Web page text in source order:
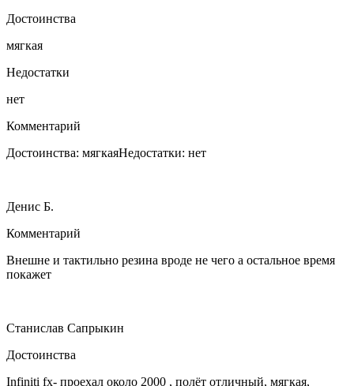
Достоинства
мягкая
Недостатки
нет
Комментарий
Достоинства: мягкаяНедостатки: нет
Денис Б.
Комментарий
Внешне и тактильно резина вроде не чего а остальное время
покажет
Станислав Сапрыкин
Достоинства
Infiniti fx- проехал около 2000 , полёт отличный, мягкая,